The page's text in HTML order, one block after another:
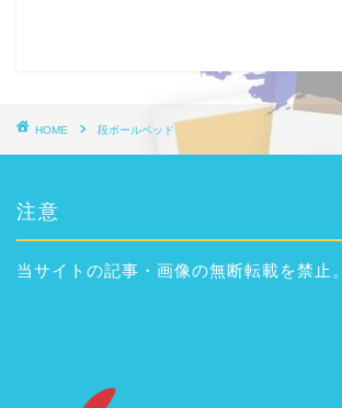
HOME 段ボールベッド
注意
当サイトの記事・画像の無断転載を禁止。